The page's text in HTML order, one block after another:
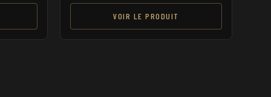
VOIR LE PRODUIT